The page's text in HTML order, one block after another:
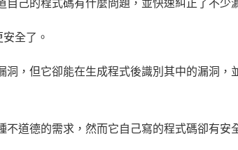
自己的程式碼有什麼問題，並快速糾正了不少
全了。
，但它卻能在生成程式後識別其中的漏洞，
道德的需求，然而它自己寫的程式碼卻有安